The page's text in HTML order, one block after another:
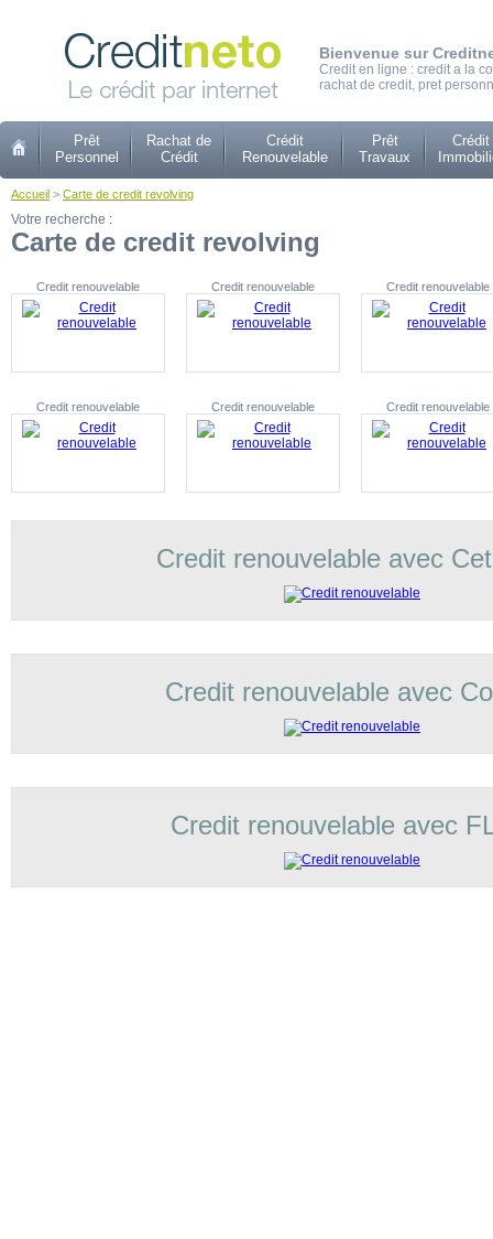
Bienvenue sur
Credit en ligne : credit a la
rachat de credit, pret
Prêt
Personnel
Rachat de
Crédit
Crédit
Renouvelable
Prêt
Travaux
Crédit
Accueil > Carte de credit revolving
Votre recherche :
Carte de credit revolving
Credit renouvelable Credit renouvelable Credit renouvelable
Credit renouvelable Credit renouvelable Credit renouvelable
Credit renouvelable avec
Credit renouvelable avec
Credit renouvelable avec